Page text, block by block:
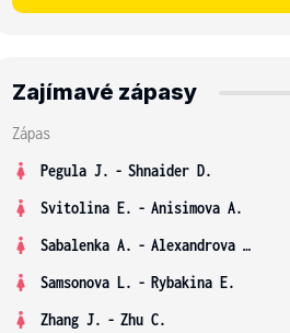
Zajímavé zápasy
Zápas
Pegula J. - Shnaider D.
Svitolina E. - Anisimova A.
Sabalenka A. - Alexandrova E.
Samsonova L. - Rybakina E.
Zhang J. - Zhu C.